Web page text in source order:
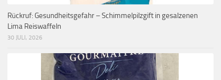
Rückruf: Gesundheitsgefahr – Schimmelpilzgift in gesalzenen
Lima Reiswaffeln
30 JULI, 2026